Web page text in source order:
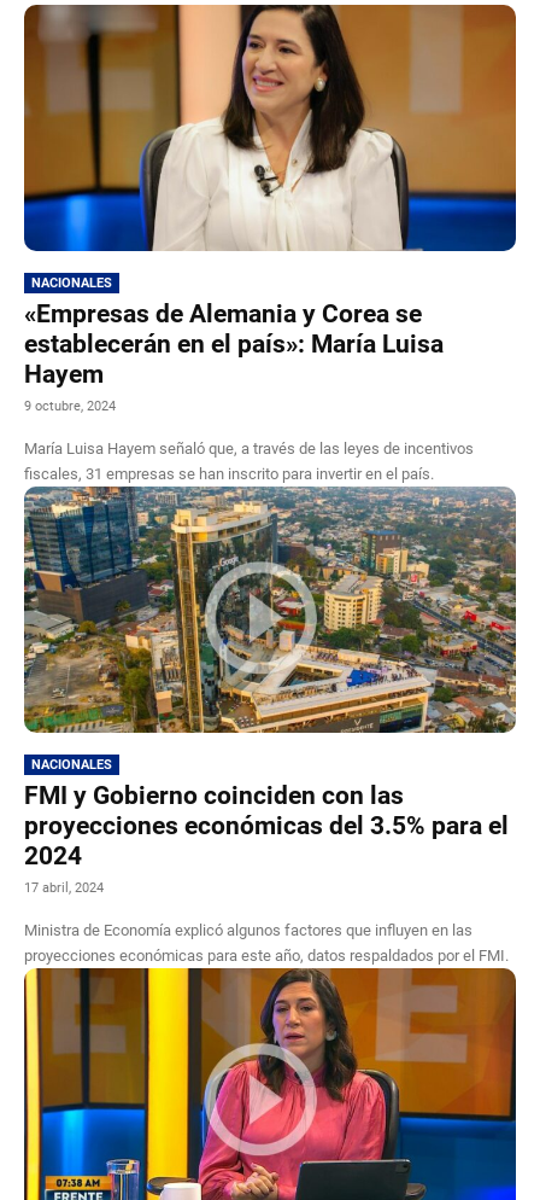
NACIONALES
«Empresas de Alemania y Corea se
establecerán en el país»: María Luisa
Hayem
9 octubre, 2024
María Luisa Hayem señaló que, a través de las leyes de incentivos
fiscales, 31 empresas se han inscrito para invertir en el país.
NACIONALES
FMI y Gobierno coinciden con las
proyecciones económicas del 3.5% para el
2024
17 abril, 2024
Ministra de Economía explicó algunos factores que influyen en las
proyecciones económicas para este año, datos respaldados por el FMI.